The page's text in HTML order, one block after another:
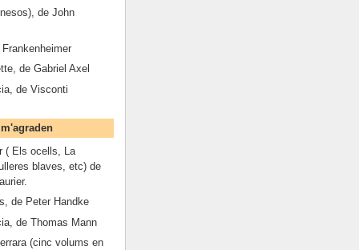
de John
de Gabriel Axel
de Visconti
( Els ocells, La
blaves, etc) de
de Peter Handke
de Thomas Mann
(cinc volums en